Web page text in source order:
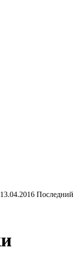
13.04.2016